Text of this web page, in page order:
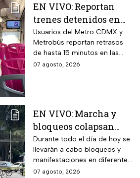
EN VIVO: Reportan
trenes detenidos en
líneas del Metro
CDMX hoy 7 de agosto;
Metrobús restablece
servicio
Usuarios del Metro CDMX y
Metrobús reportan retrasos
de hasta 15 minutos en las
líneas
07 agosto, 2026
EN VIVO: Marcha y
bloqueos colapsan
calles por cierres en
CDMX hoy
Durante todo el día de hoy se
llevarán a cabo bloqueos y
manifestaciones en diferentes
zonas de la CDMX por lo que
07 agosto, 2026